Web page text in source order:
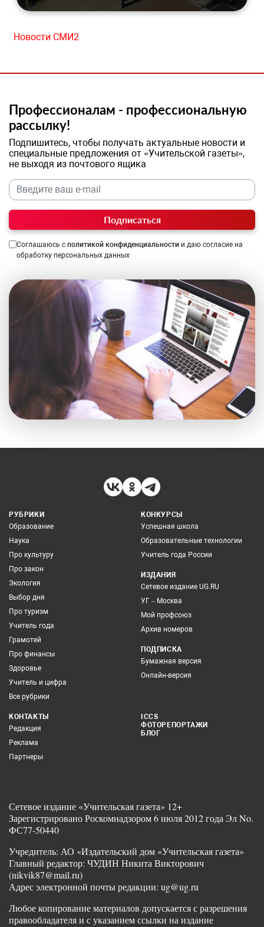
Новости СМИ2
Профессионалам - профессиональную
рассылку!
Подпишитесь, чтобы получать актуальные новости и
специальные предложения от «Учительской газеты»,
не выходя из почтового ящика
Подписаться
Соглашаюсь с политикой конфиденциальности и даю согласие на
обработку персональных данных
РУБРИКИ
Образование
Наука
Про культуру
Про закон
Экология
Выбор дня
Про туризм
Учитель года
Грамотей
Про финансы
Здоровье
Учитель и цифра
Все рубрики
КОНКУРСЫ
Успешная школа
Образовательные технологии
Учитель года России
ИЗДАНИЯ
Сетевое издание UG.RU
УГ – Москва
Мой профсоюз
Архив номеров
ПОДПИСКА
Бумажная версия
Онлайн-версия
КОНТАКТЫ
Редакция
Реклама
Партнеры
ICCS
ФОТОРЕПОРТАЖИ
БЛОГ
Сетевое издание «Учительская газета» 12+
Зарегистрировано Роскомнадзором 6 июля 2012 года Эл No.
ФС77-50440
Учредитель: АО «Издательский дом «Учительская газета»
Главный редактор: ЧУДИН Никита Викторович
(nikvik87@mail.ru)
Адрес электронной почты редакции: ug@ug.ru
Любое копирование материалов допускается с разрешения
правообладателя и с указанием ссылки на издание